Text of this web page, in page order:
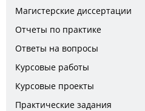
Магистерские диссертации
Отчеты по практике
Ответы на вопросы
Курсовые работы
Курсовые проекты
Практические задания